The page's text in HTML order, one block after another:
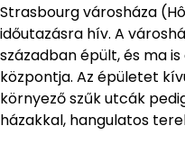
Strasbourg városháza
időutazásra hív. A
században épült, és ma
központja. Az épületet
környező szűk utcák
házakkal, hangulatos